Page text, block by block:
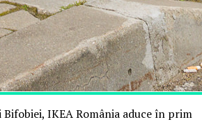
IKEA România aduce în prim